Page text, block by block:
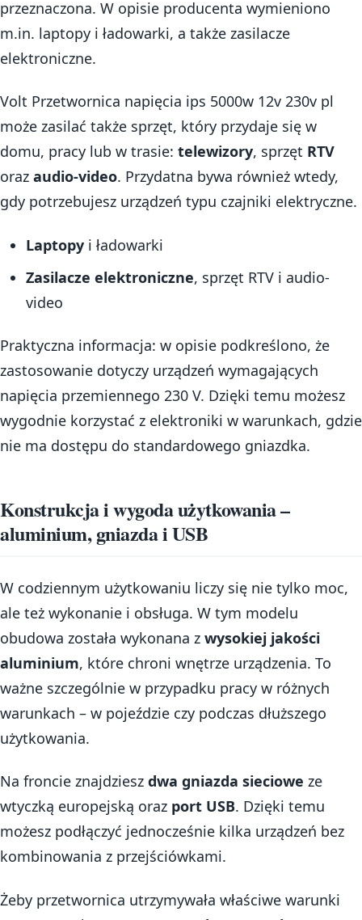
przeznaczona. W opisie producenta wymieniono
m.in. laptopy i ładowarki, a także zasilacze
elektroniczne.
Volt Przetwornica napięcia ips 5000w 12v 230v pl
może zasilać także sprzęt, który przydaje się w
domu, pracy lub w trasie: telewizory, sprzęt RTV
oraz audio-video. Przydatna bywa również wtedy,
gdy potrzebujesz urządzeń typu czajniki elektryczne.
Laptopyi ładowarki
Zasilacze elektroniczne, sprzęt RTV i audio-
video
Praktyczna informacja: w opisie podkreślono, że
zastosowanie dotyczy urządzeń wymagających
napięcia przemiennego 230 V. Dzięki temu możesz
wygodnie korzystać z elektroniki w warunkach, gdzie
nie ma dostępu do standardowego gniazdka.
Konstrukcja i wygoda użytkowania –
aluminium, gniazda i USB
W codziennym użytkowaniu liczy się nie tylko moc,
ale też wykonanie i obsługa. W tym modelu
obudowa została wykonana z wysokiej jakości
aluminium, które chroni wnętrze urządzenia. To
ważne szczególnie w przypadku pracy w różnych
warunkach – w pojeździe czy podczas dłuższego
użytkowania.
Na froncie znajdziesz dwa gniazda sieciowe ze
wtyczką europejską oraz port USB. Dzięki temu
możesz podłączyć jednocześnie kilka urządzeń bez
kombinowania z przejściówkami.
Żeby przetwornica utrzymywała właściwe warunki